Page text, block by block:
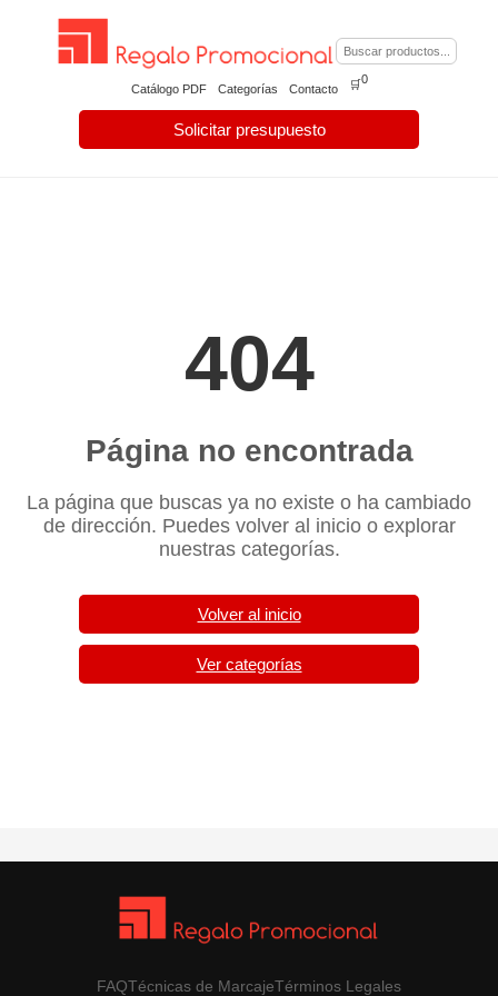
Catálogo PDF Categorías Contacto
Solicitar presupuesto
🛒0
404
Página no encontrada
La página que buscas ya no existe o ha cambiado
de dirección. Puedes volver al inicio o explorar
nuestras categorías.
Volver al inicio
Ver categorías
FAQTécnicas de MarcajeTérminos Legales